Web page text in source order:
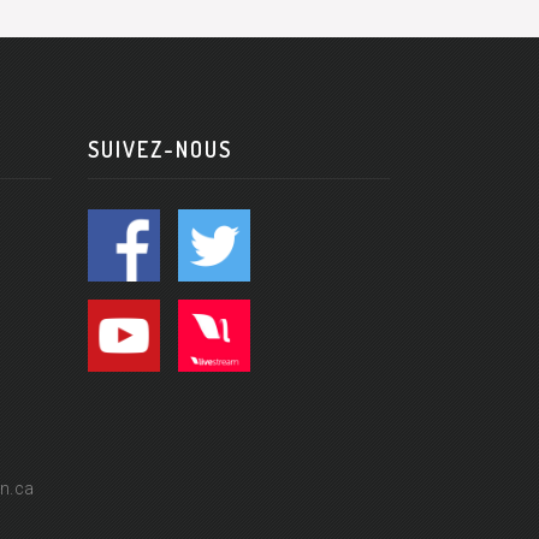
SUIVEZ-NOUS